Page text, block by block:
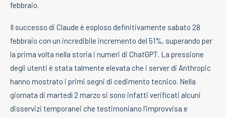
febbraio.
Il successo di Claude è esploso definitivamente sabato 28
febbraio con un incredibile incremento del 51%, superando per
la prima volta nella storia i numeri di ChatGPT. La pressione
degli utenti è stata talmente elevata che i server di Anthropic
hanno mostrato i primi segni di cedimento tecnico. Nella
giornata di martedì 2 marzo si sono infatti verificati alcuni
disservizi temporanei che testimoniano l’improvvisa e